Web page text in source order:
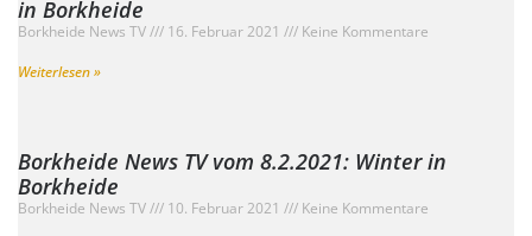
in Borkheide
Borkheide News TV 16. Februar 2021
Keine Kommentare
Weiterlesen »
Borkheide News TV vom 8.2.2021: Winter in
Borkheide
Borkheide News TV 10. Februar 2021
Keine Kommentare